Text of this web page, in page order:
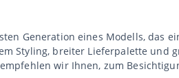
Generation eines Modells, das
Styling, breiter Lieferpalette und
wir Ihnen, zum